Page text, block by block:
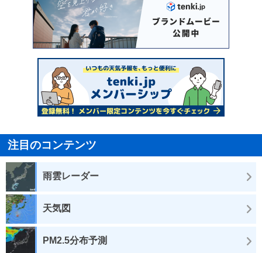
注目のコンテンツ
雨雲レーダー
天気図
PM2.5分布予測